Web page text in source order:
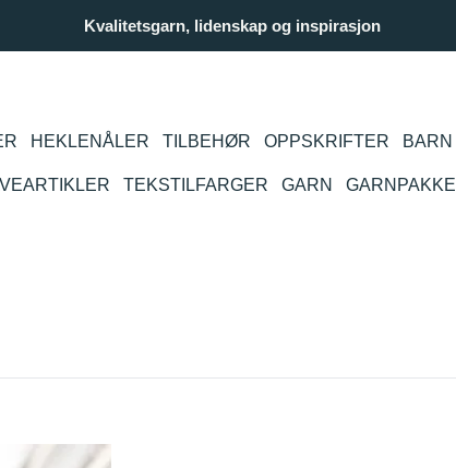
Kvalitetsgarn, lidenskap og inspirasjon
HEKLENÅLER TILBEHØR OPPSKRIFTER BARN
TEKSTILFARGER GARN